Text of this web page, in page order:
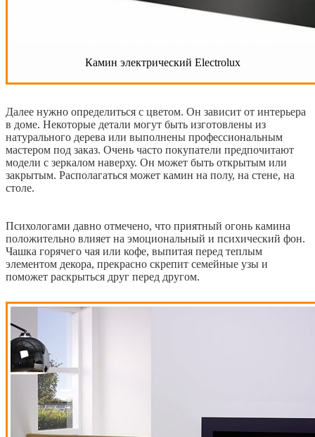
Камин электрический Electrolux
Далее нужно определиться с цветом. Он зависит от интерьера
в доме. Некоторые детали могут быть изготовлены из
натурального дерева или выполнены профессиональным
мастером под заказ. Очень часто покупатели предпочитают
модели с зеркалом наверху. Он может быть открытым или
закрытым. Располагаться может камин на полу, на стене, на
столе.
Психологами давно отмечено, что приятный огонь камина
положительно влияет на эмоциональный и психический фон.
Чашка горячего чая или кофе, выпитая перед теплым
элементом декора, прекрасно скрепит семейные узы и
поможет раскрыться друг перед другом.